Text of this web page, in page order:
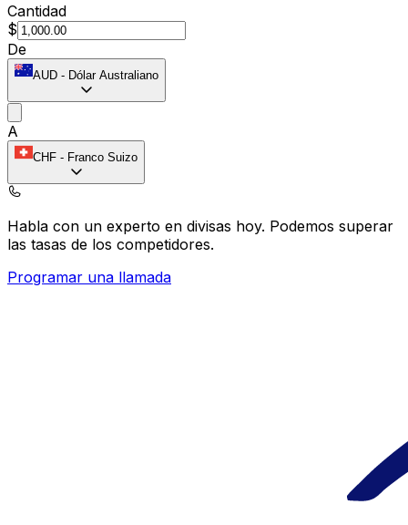
Cantidad
$
De
AUD - Dólar Australiano
A
CHF - Franco Suizo
Habla con un experto en divisas hoy. Podemos superar
las tasas de los competidores.
Programar una llamada